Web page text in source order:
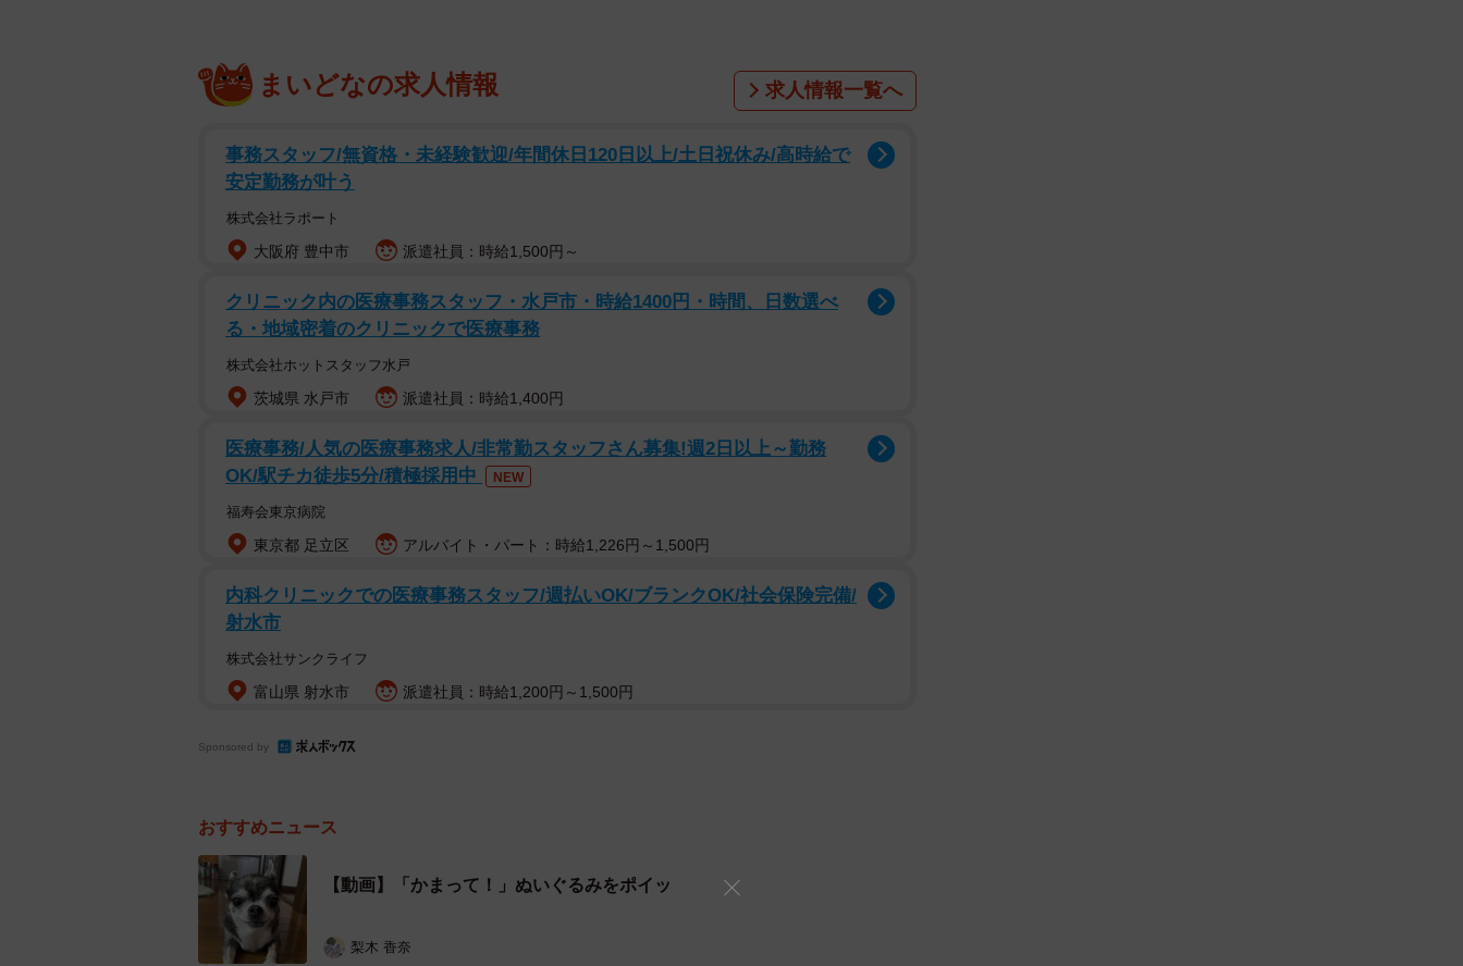
飼い主さんたちが食事中、ソファの上でそわそわするつぶしゃん（画像提供：ナミスケさん）
クッションを踏みつけるような仕草を見せますが、飼い主さんたちはテレビやお酒に夢中。
す。
まいどなの求人情報 求人情報一覧へ
事務スタッフ/無資格・未経験歓迎/年間休日120日以上/土日祝休み/高時給で
安定勤務が叶う
株式会社ラポート
大阪府 豊中市 派遣社員：時給1,500円～
クリニック内の医療事務スタッフ・水戸市・時給1400円・時間、日数選べ
る・地域密着のクリニックで医療事務
株式会社ホットスタッフ水戸
茨城県 水戸市 派遣社員：時給1,400円
医療事務/人気の医療事務求人/非常勤スタッフさん募集!週2日以上～勤務
OK/駅チカ徒歩5分/積極採用中
NEW
福寿会東京病院
東京都 足立区 アルバイト・パート：時給1,226円～1,500円
内科クリニックでの医療事務スタッフ/週払いOK/ブランクOK/社会保険完備/
射水市
株式会社サンクライフ
富山県 射水市 派遣社員：時給1,200円～1,500円
Sponsored by
おすすめニュース
【動画】「かまって！」ぬいぐるみをポイッ
梨木 香奈